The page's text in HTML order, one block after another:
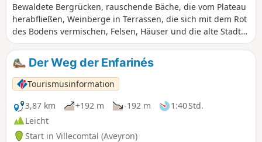
Bewaldete Bergrücken, rauschende Bäche, die vom Plateau
herabfließen, Weinberge in Terrassen, die sich mit dem Rot
des Bodens vermischen, Felsen, Häuser und die alte Stadt
Villecomtal: eine Wanderung voller Kontraste.
Der Weg der Enfarinés
Tourismusinformation
3,87 km
+192 m -192 m
1:40 Std.
Leicht
Start in Villecomtal (Aveyron)